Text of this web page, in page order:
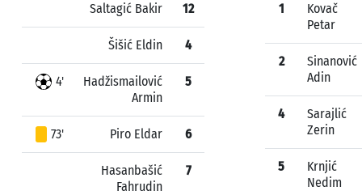
Saltagić Bakir 12
Šišić Eldin 4
4'
Hadžismailović
Armin
5
73' Piro Eldar 6
Hasanbašić
Fahrudin
7
1
Kovač
Petar
2
Sinanović
Adin
4
Sarajlić
Zerin
5
Krnjić
Nedim